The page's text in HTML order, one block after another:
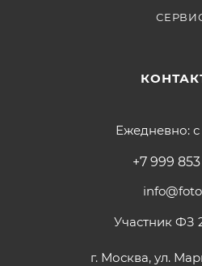
Ежедневно: с
+7 999
Участник ФЗ
г. Москва, ул.